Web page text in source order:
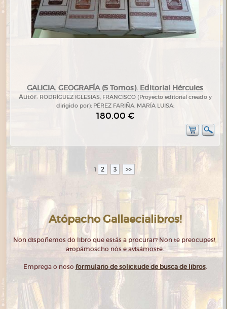
GALICIA. GEOGRAFÍA (5 Tomos). Editorial Hércules
Autor: RODRÍGUEZ IGLESIAS, FRANCISCO (Proyecto editorial creado y
dirigido por); PÉREZ FARIÑA, MARÍA LUISA;
180,00 €
1 2 3 >>
Atópacho Gallaecialibros!
Non dispoñemos do libro que estás a procurar? Non te preocupes!,
atopámoscho nós e avisámoste.
Emprega o noso formulario de solicitude de busca de libros.